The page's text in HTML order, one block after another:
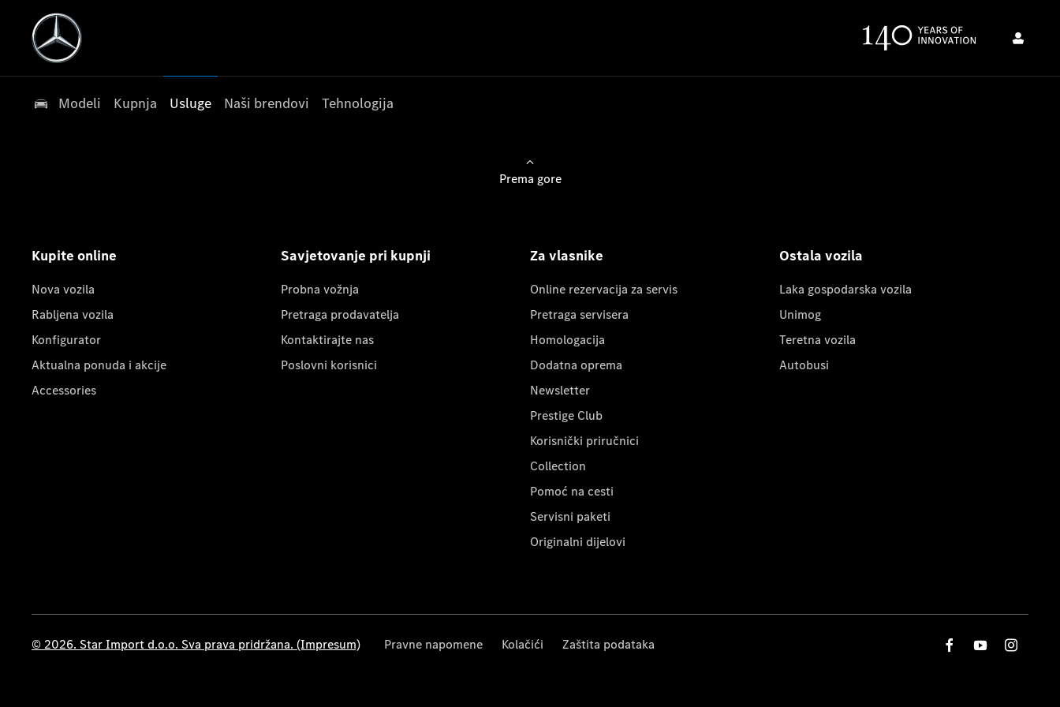
Modeli Kupnja Usluge Naši brendovi Tehnologija
Prema gore
Kupite online
Nova vozila
Rabljena vozila
Konfigurator
Aktualna ponuda i akcije
Accessories
Savjetovanje pri kupnji
Probna vožnja
Pretraga prodavatelja
Kontaktirajte nas
Poslovni korisnici
Za vlasnike
Online rezervacija za servis
Pretraga servisera
Homologacija
Dodatna oprema
Newsletter
Prestige Club
Korisnički priručnici
Collection
Pomoć na cesti
Servisni paketi
Originalni dijelovi
Ostala vozila
Laka gospodarska vozila
Unimog
Teretna vozila
Autobusi
© 2026. Star Import d.o.o. Sva prava pridržana. (Impresum) Pravne napomene Kolačići Zaštita podataka